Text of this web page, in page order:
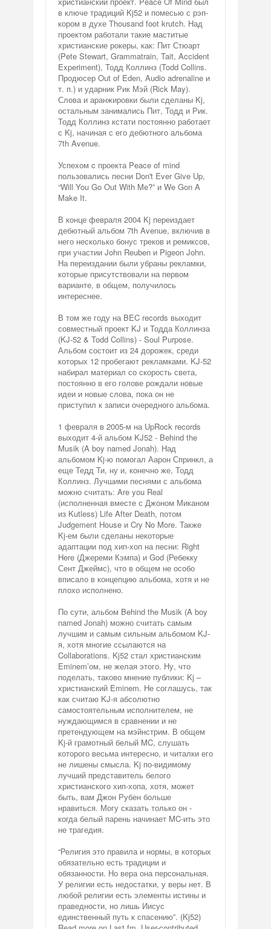
в ключе традиций Kj52 и помесью с рэп-
кором в духе Thousand foot krutch. Над
проектом работали такие маститые
христианские рокеры, как: Пит Стюарт
(Pete Stewart, Grammatrain, Tait, Accident
Experiment), Тодд Коллинз (Todd Collins.
Продюсер Out of Eden, Audio adrenaline и
т. п.) и ударник Рик Мэй (Rick May).
Слова и аранжировки были сделаны Kj,
остальным занимались Пит, Тодд и Рик.
Тодд Коллинз кстати постоянно работает
с Kj, начиная с его дебютного альбома
7th Avenue.
Успехом c проекта Peace of mind
пользовались песни Don't Ever Give Up,
“Will You Go Out With Me?” и We Gon A
Make It.
В конце февраля 2004 Kj переиздает
дебютный альбом 7th Avenue, включив в
него несколько бонус треков и ремиксов,
при участии John Reuben и Pigeon John.
На переиздании были убраны рекламки,
которые присутствовали на первом
варианте, в общем, получилось
интереснее.
В том же году на BEC records выходит
совместный проект KJ и Тодда Коллинза
(KJ-52 & Todd Collins) - Soul Purpose.
Альбом состоит из 24 дорожек, среди
которых 12 пробегают рекламками. KJ-52
набирал материал со скорость света,
постоянно в его голове рождали новые
идеи и новые слова, пока он не
приступил к записи очередного альбома.
1 февраля в 2005-м на UpRock records
выходит 4-й альбом KJ52 - Behind the
Musik (A boy named Jonah). Над
альбомом Kj-ю помогал Аарон Спринкл, а
еще Тедд Ти, ну и, конечно же, Тодд
Коллинз. Лучшими песнями с альбома
можно считать: Are you Real
(исполненная вместе с Джоном Миканом
из Kutless) Life After Death, потом
Judgement House и Cry No More. Также
Kj-ем были сделаны некоторые
адаптации под хип-хоп на песни: Right
Here (Джереми Кэмпа) и God (Ребекку
Сент Джеймс), что в общем не особо
вписало в концепцию альбома, хотя и не
плохо исполнено.
По сути, альбом Behind the Musik (A boy
named Jonah) можно считать самым
лучшим и самым сильным альбомом KJ-
я, хотя многие ссылаются на
Collaborations. Kj52 стал христианским
Eminem’ом, не желая этого. Ну, что
поделать, таково мнение публики: Kj –
христианский Eminem. Не соглашусь, так
как считаю KJ-я абсолютно
самостоятельным исполнителем, не
нуждающимся в сравнении и не
претендующем на мэйнстрим. В общем
Kj-й грамотный белый MC, слушать
которого весьма интересно, и читалки его
не лишены смысла. Kj по-видимому
лучший представитель белого
христианского хип-хопа, хотя, может
быть, вам Джон Рубен больше
нравиться. Могу сказать только он -
когда белый парень начинает MC-ить это
не трагедия.
“Религия это правила и нормы, в которых
обязательно есть традиции и
обязанности. Но вера она персональная.
У религии есть недостатки, у веры нет. В
любой религии есть элементы истины и
праведности, но лишь Иисус
единственный путь к спасению”. (Kj52)